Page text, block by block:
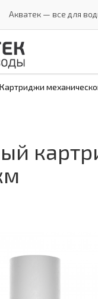
Акватек — все для
Картриджи